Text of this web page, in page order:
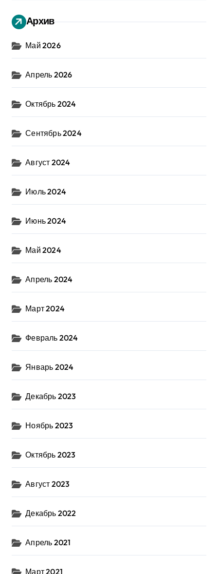
Архив
Май 2026
Апрель 2026
Октябрь 2024
Сентябрь 2024
Август 2024
Июль 2024
Июнь 2024
Май 2024
Апрель 2024
Март 2024
Февраль 2024
Январь 2024
Декабрь 2023
Ноябрь 2023
Октябрь 2023
Август 2023
Декабрь 2022
Апрель 2021
Март 2021